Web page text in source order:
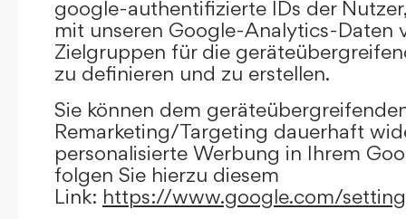
google-authentifizierte IDs der
mit unseren Google-Analytics-Daten
Zielgruppen für die
zu definieren und zu erstellen.
Sie können dem
Remarketing/Targeting dauerhaft
personalisierte Werbung in Ihrem
folgen Sie hierzu diesem
Link: https://www.google.com/